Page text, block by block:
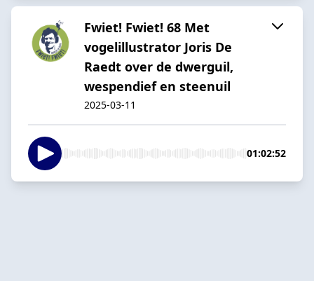
Fwiet! Fwiet! 68 Met
vogelillustrator Joris De
Raedt over de dwerguil,
wespendief en steenuil
2025-03-11
01:02:52